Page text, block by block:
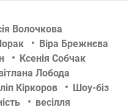
Волочкова
Віра Брежнєва
Ксенія Собчак
Лобода
Кіркоров
Шоу-біз
весілля